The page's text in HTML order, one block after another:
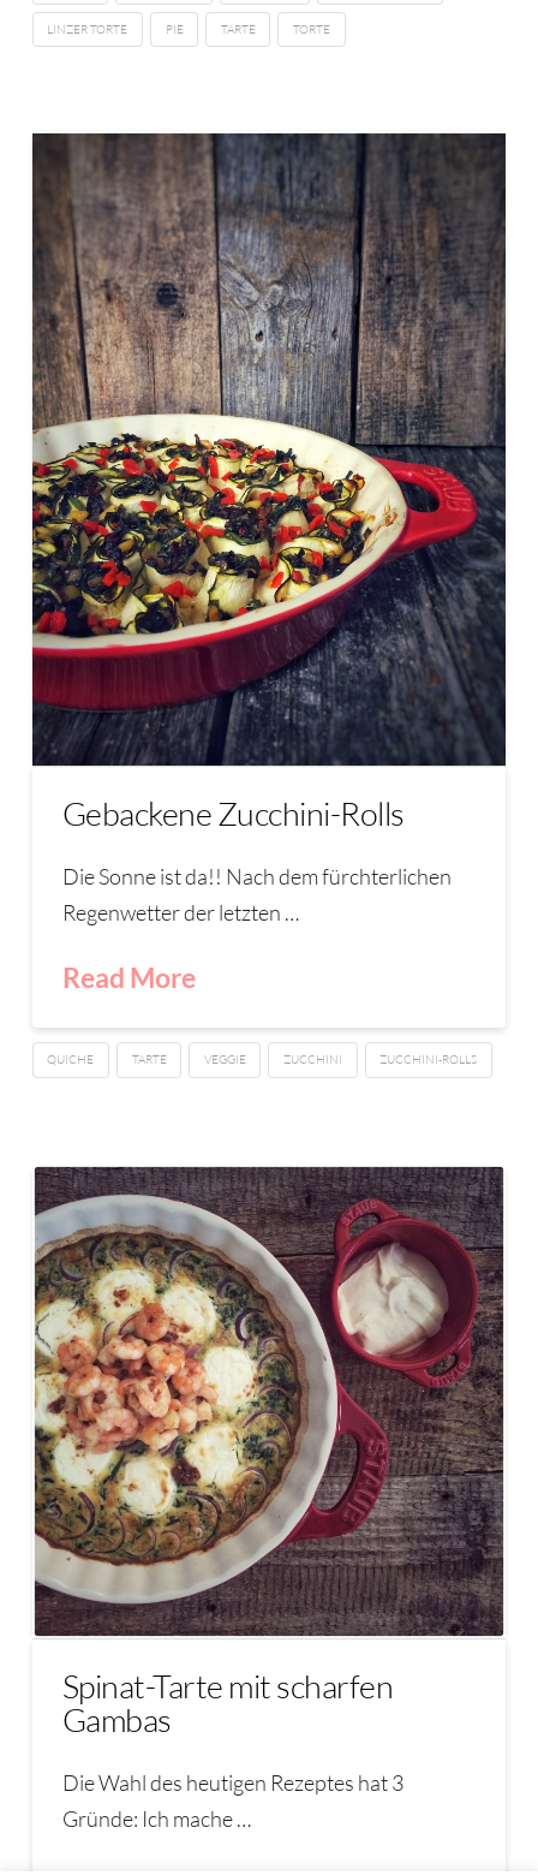
LINZER TORTE PIE TARTE TORTE
Gebackene Zucchini-Rolls
Die Sonne ist da!! Nach dem fürchterlichen
Regenwetter der letzten …
Read More
QUICHE TARTE VEGGIE ZUCCHINI ZUCCHINI-ROLLS
Spinat-Tarte mit scharfen
Gambas
Die Wahl des heutigen Rezeptes hat 3
Gründe: Ich mache …